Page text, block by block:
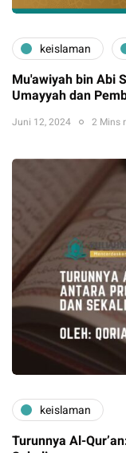
keislaman
Mu'awiyah bin Abi
Umayyah dan
Juni 12, 2024 2 Mins
keislaman
Turunnya Al-